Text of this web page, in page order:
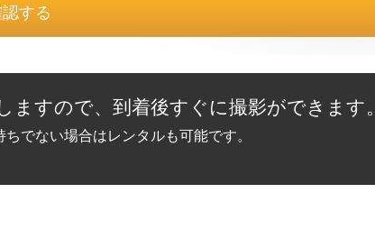
する
すので、到着後すぐに撮影ができます。
でない場合はレンタルも可能です。